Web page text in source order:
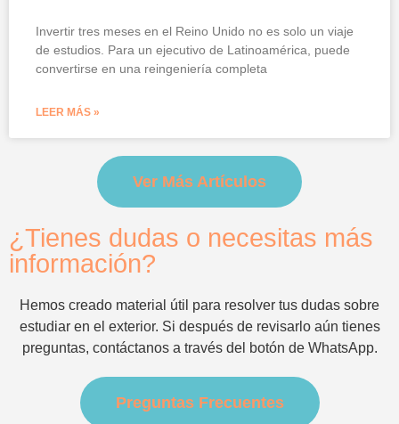
Invertir tres meses en el Reino Unido no es solo un viaje
de estudios. Para un ejecutivo de Latinoamérica, puede
convertirse en una reingeniería completa
LEER MÁS »
Ver Más Artículos
¿Tienes dudas o necesitas más
información?
Hemos creado material útil para resolver tus dudas sobre
estudiar en el exterior. Si después de revisarlo aún tienes
preguntas, contáctanos a través del botón de WhatsApp.
Preguntas Frecuentes